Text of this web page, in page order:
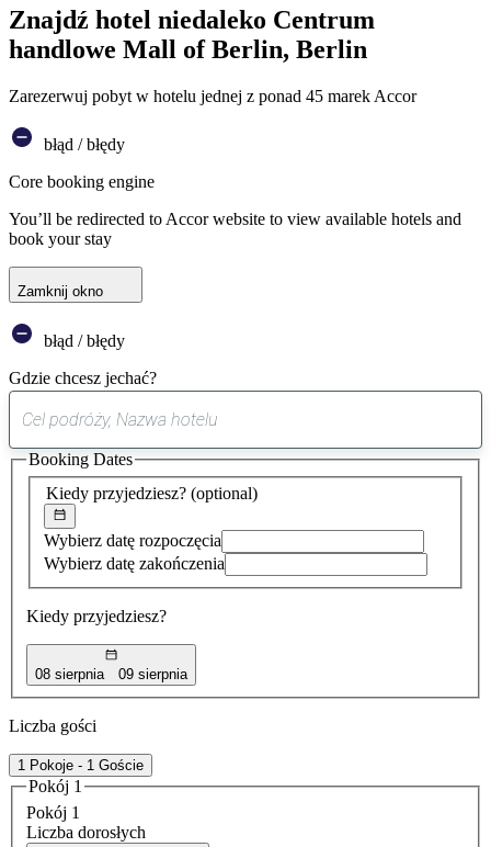
Znajdź hotel niedaleko Centrum
handlowe Mall of Berlin, Berlin
Zarezerwuj pobyt w hotelu jednej z ponad 45 marek Accor
błąd / błędy
Core booking engine
You’ll be redirected to Accor website to view available hotels and
book your stay
Zamknij okno
błąd / błędy
Gdzie chcesz jechać?
sugestia
została
znaleziona
Kiedy przyjedziesz? (optional)
Wybierz datę rozpoczęcia
Wybierz datę zakończenia
Kiedy przyjedziesz?
08 sierpnia 09 sierpnia
Booking Dates
Liczba gości
1 Pokoje - 1 Goście
Pokój 1
Pokój 1
Liczba dorosłych